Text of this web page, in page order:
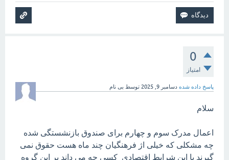
0
امتیاز
پاسخ داده شده دسامبر 9, 2025 توسط بی نام
سلام
اعمال مدرک سوم و چهارم برای صندوق بازنشستگی شده
چه مشکلی که خیلی اژ فرهنگیان چند ماه هست حقوق نمی
گیرند با این شرایط اقتصادی کسی چه می داند بر این گروه